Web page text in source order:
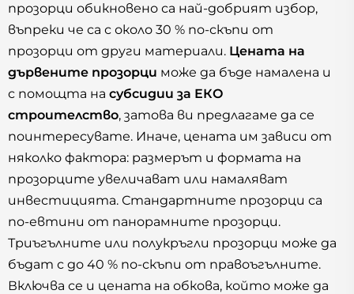
прозорци обикновено са най-добрият избор,
въпреки че са с около 30 % по-скъпи от
прозорци от други материали. Цената на
дървените прозорци може да бъде намалена и
с помощта на субсидии за ЕКО
строителство, затова ви предлагаме да се
поинтересувате. Иначе, цената им зависи от
няколко фактора: размерът и формата на
прозорците увеличават или намаляват
инвестицията. Стандартните прозорци са
по-евтини от панорамните прозорци.
Триъгълните или полукръгли прозорци може да
бъдат с до 40 % по-скъпи от правоъгълните.
Включва се и цената на обкова, който може да